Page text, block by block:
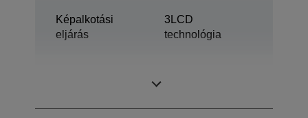
Képalkotási
eljárás
3LCD
technológia